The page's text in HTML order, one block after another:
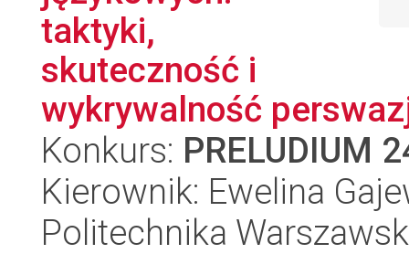
taktyki,
skuteczność i
wykrywalność
Konkurs: PRELUDIUM
Kierownik: Ewelina
Politechnika